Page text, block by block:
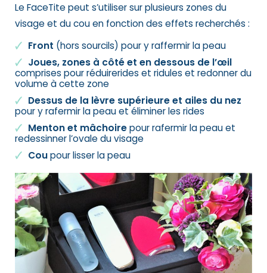
Le FaceTite peut s’utiliser sur plusieurs zones du
visage et du cou en fonction des effets recherchés :
Front (hors sourcils) pour y raffermir la peau
Joues, zones à côté et en dessous de l’œil
comprises pour réduirerides et ridules et redonner du
volume à cette zone
Dessus de la lèvre supérieure et ailes du nez
pour y rafermir la peau et éliminer les rides
Menton et mâchoirepour rafermir la peau et
redessinner l’ovale du visage
Coupour lisser la peau